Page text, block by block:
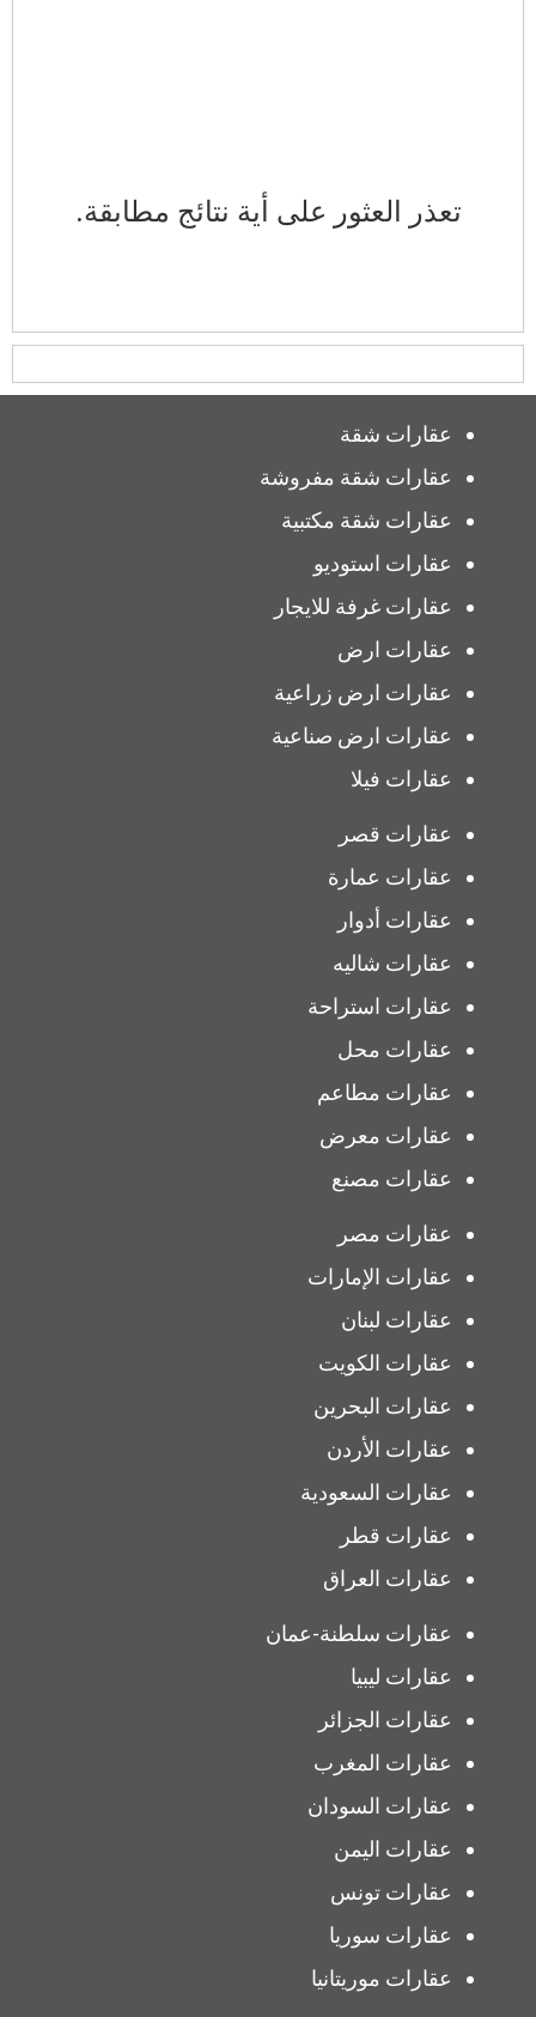
تعذر العثور على أية نتائج مطابقة.
عقارات شقة
عقارات شقة مفروشة
عقارات شقة مكتبية
عقارات استوديو
عقارات غرفة للايجار
عقارات ارض
عقارات ارض زراعية
عقارات ارض صناعية
عقارات فيلا
عقارات قصر
عقارات عمارة
عقارات أدوار
عقارات شاليه
عقارات استراحة
عقارات محل
عقارات مطاعم
عقارات معرض
عقارات مصنع
عقارات مصر
عقارات الإمارات
عقارات لبنان
عقارات الكويت
عقارات البحرين
عقارات الأردن
عقارات السعودية
عقارات قطر
عقارات العراق
عقارات سلطنة-عمان
عقارات ليبيا
عقارات الجزائر
عقارات المغرب
عقارات السودان
عقارات اليمن
عقارات تونس
عقارات سوريا
عقارات موريتانيا